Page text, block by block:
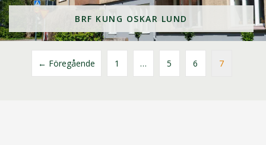
BRF KUNG OSKAR LUND
← Föregående 1 … 5 6 7